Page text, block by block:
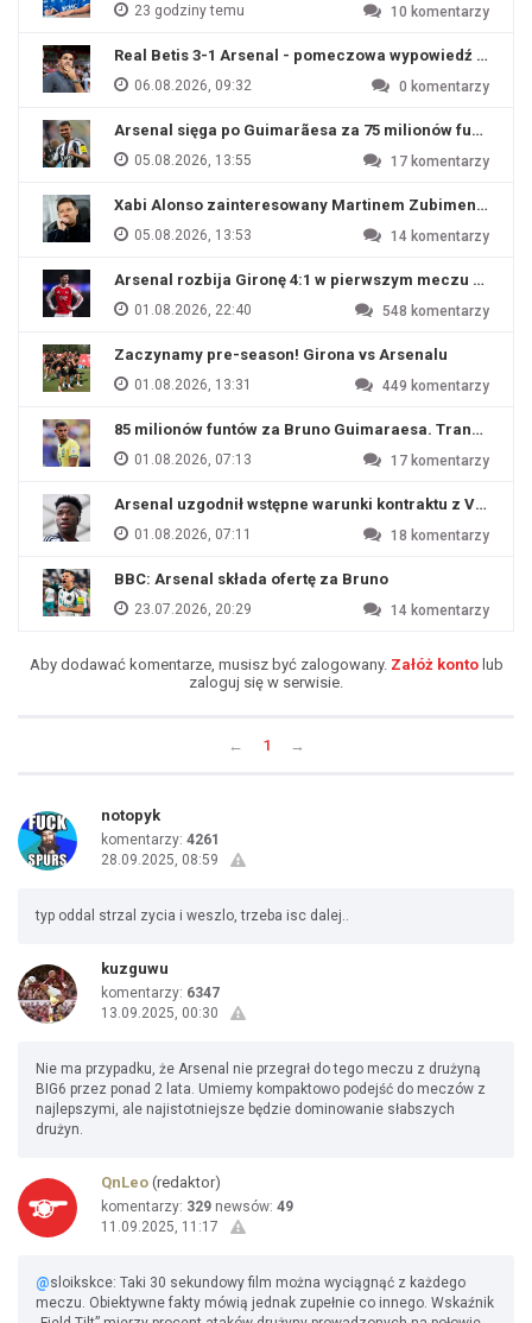
23 godziny temu 10 komentarzy
Real Betis 3-1 Arsenal - pomeczowa wypowiedź Artety
06.08.2026, 09:32 0 komentarzy
Arsenal sięga po Guimarãesa za 75 milionów funtów
05.08.2026, 13:55 17 komentarzy
Xabi Alonso zainteresowany Martinem Zubimendim
05.08.2026, 13:53 14 komentarzy
Arsenal rozbija Gironę 4:1 w pierwszym meczu
01.08.2026, 22:40 548 komentarzy
Zaczynamy pre-season! Girona vs Arsenalu
01.08.2026, 13:31 449 komentarzy
85 milionów funtów za Bruno Guimaraesa. Transfer
01.08.2026, 07:13 17 komentarzy
Arsenal uzgodnił wstępne warunki kontraktu z
01.08.2026, 07:11 18 komentarzy
BBC: Arsenal składa ofertę za Bruno
23.07.2026, 20:29 14 komentarzy
Aby dodawać komentarze, musisz być zalogowany. Załóż kontolub
zaloguj się w serwisie.
← 1 →
notopyk
komentarzy: 4261
28.09.2025, 08:59
typ oddal strzal zycia i weszlo, trzeba isc dalej..
kuzguwu
komentarzy: 6347
13.09.2025, 00:30
Nie ma przypadku, że Arsenal nie przegrał do tego meczu z drużyną
BIG6 przez ponad 2 lata. Umiemy kompaktowo podejść do meczów z
najlepszymi, ale najistotniejsze będzie dominowanie słabszych
drużyn.
QnLeo (redaktor)
komentarzy: 329 newsów: 49
11.09.2025, 11:17
@sloikskce: Taki 30 sekundowy film można wyciągnąć z każdego
meczu. Obiektywne fakty mówią jednak zupełnie co innego. Wskaźnik